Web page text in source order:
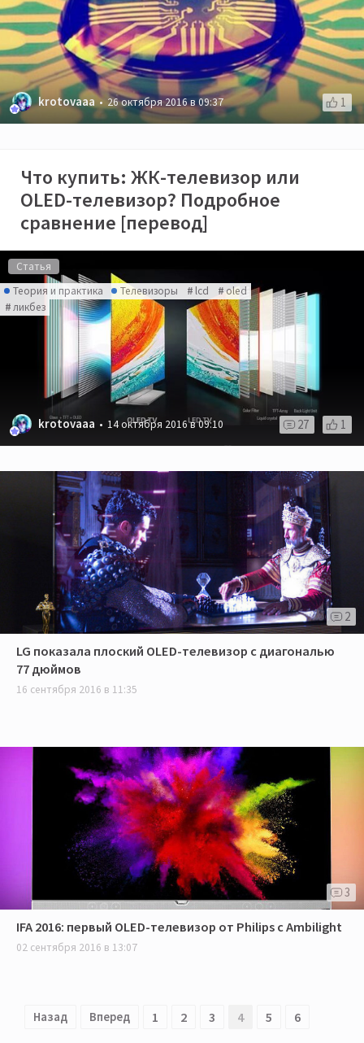
krotovaaa 26 октября 2016 в 09:37 1
Что купить: ЖК-телевизор или
OLED-телевизор? Подробное
сравнение [перевод]
Статья
Теория и практика
Телевизоры lcd
oled
ликбез
krotovaaa 14 октября 2016 в 09:10 27 1
2
LG показала плоский OLED-телевизор с диагональю
77 дюймов
16 сентября 2016 в 11:35
3
IFA 2016: первый OLED-телевизор от Philips с Ambilight
02 сентября 2016 в 13:07
Назад Вперед 1 2 3 4 5 6